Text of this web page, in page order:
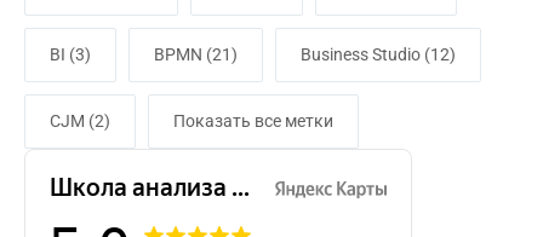
BI (3) BPMN (21) Business Studio (12)
CJM (2) Показать все метки